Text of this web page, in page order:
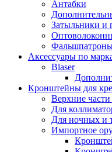
Антабки
Затыльники и
Аксессуары по
Blaser
Кронштейны для
Верхние
Для
Для ночных и
Импортное